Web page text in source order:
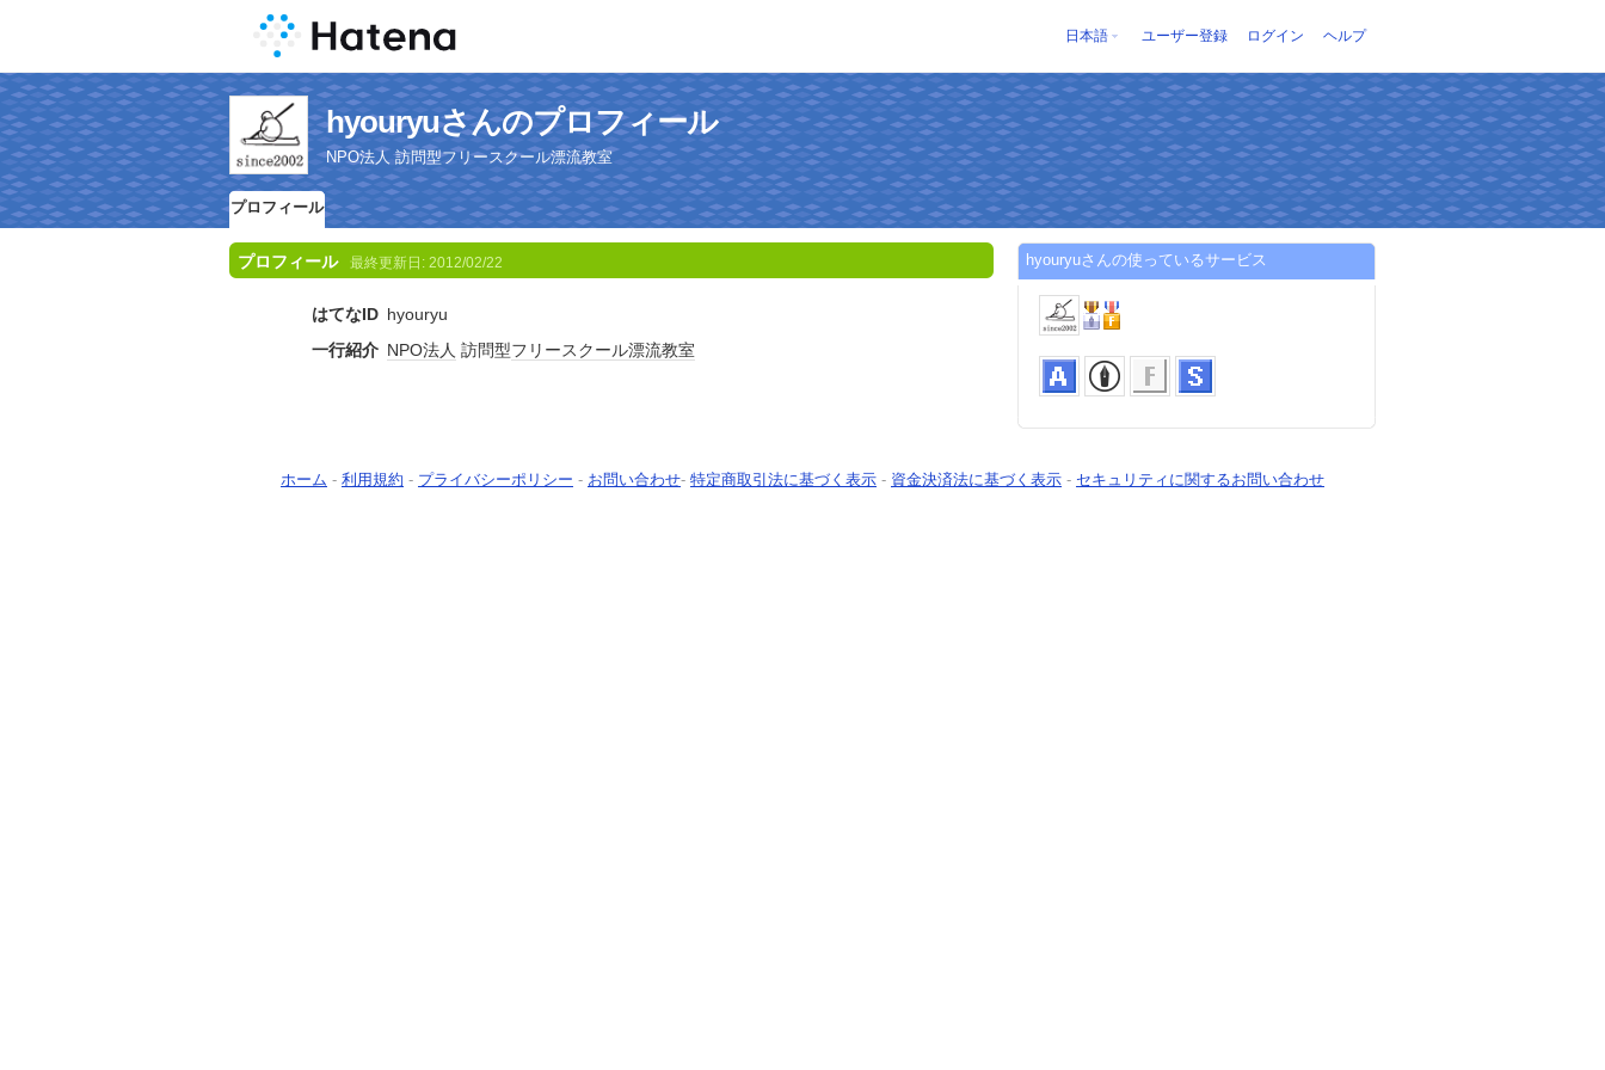
日本語 ユーザー登録 ログイン ヘルプ
hyouryuさんのプロフィール
NPO法人 訪問型フリースクール漂流教室
プロフィール
プロフィール 最終更新日: 2012/02/22
はてなID hyouryu
一行紹介 NPO法人 訪問型フリースクール漂流教室
hyouryuさんの使っているサービス
ホーム - 利用規約 - プライバシーポリシー - お問い合わせ- 特定商取引法に基づく表示 - 資金決済法に基づく表示 - セキュリティに関するお問い合わせ